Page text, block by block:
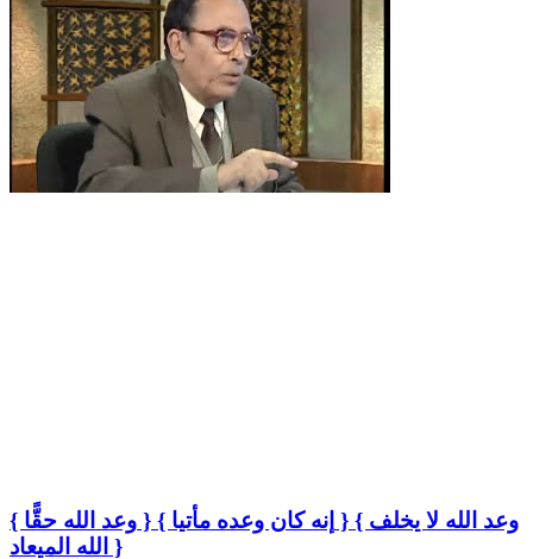
{ وعد الله حقًّا } { إنه كان وعده مأتيا } { وعد الله لا يخلف
الله الميعاد }